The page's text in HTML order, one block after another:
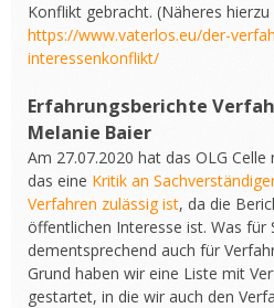
Konflikt gebracht. (Näheres
https://www.vaterlos.eu/der-
interessenkonflikt/
Erfahrungsberichte
Melanie Baier
Am 27.07.2020 hat das OLG
das eine Kritik an
Verfahren zulässig ist, da die
öffentlichen Interesse ist. Was für
dementsprechend auch für
Grund haben wir eine Liste mit
gestartet, in die wir auch den